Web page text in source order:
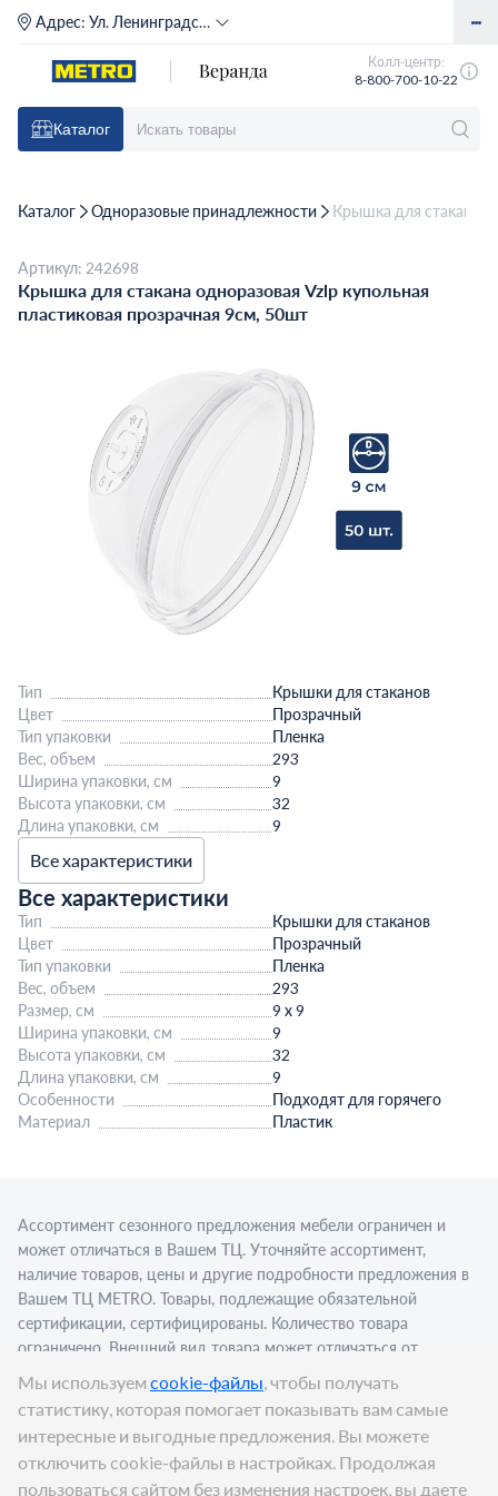
Адрес: Ул. Ленинградское шоссе, д. 71Г (м. Речной вокзал)
Колл-центр:
8-800-700-10-22
Каталог
Каталог Одноразовые принадлежности Крышка для стакана
Артикул: 242698
Крышка для стакана одноразовая Vzlp купольная
пластиковая прозрачная 9см, 50шт
Тип
Крышки для стаканов
Цвет
Прозрачный
Тип упаковки
Пленка
Вес, объем
293
Ширина упаковки, см
9
Высота упаковки, см
32
Длина упаковки, см
9
Все характеристики
Все характеристики
Тип
Крышки для стаканов
Цвет
Прозрачный
Тип упаковки
Пленка
Вес, объем
293
Размер, см
9 х 9
Ширина упаковки, см
9
Высота упаковки, см
32
Длина упаковки, см
9
Особенности
Подходят для горячего
Материал
Пластик
Цена: 99,91
Ассортимент сезонного предложения мебели ограничен и
может отличаться в Вашем ТЦ. Уточняйте ассортимент,
наличие товаров, цены и другие подробности предложения в
Вашем ТЦ МЕТRО. Товары, подлежащие обязательной
сертификации, сертифицированы. Количество товара
ограничено. Внешний вид товара может отличаться от
изображения в рекламном материале. Для приобретения
алкогольной продукции для последующей реализации
требуется алкогольная лицензия. Представлен пример
сервировки в стационарном торговом объекте.
Мы используем cookie-файлы, чтобы получать
статистику, которая помогает показывать вам самые
интересные и выгодные предложения. Вы можете
отключить cookie-файлы в настройках. Продолжая
пользоваться сайтом без изменения настроек, вы даете